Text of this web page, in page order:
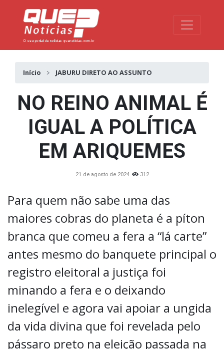
Toggle
Início JABURU DIRETO AO ASSUNTO
NO REINO ANIMAL É
IGUAL A POLÍTICA
EM ARIQUEMES
21 de agosto de 2024 312
Para quem não sabe uma das
maiores cobras do planeta é a píton
branca que comeu a fera a “lá carte”
antes mesmo do banquete principal o
registro eleitoral a justiça foi
minando a fera e o deixando
inelegível e agora vai apoiar a ungida
da vida divina que foi revelada pelo
pássaro preto na eleição passada na